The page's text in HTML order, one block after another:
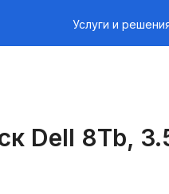
Услуги и
Dell 8Tb,